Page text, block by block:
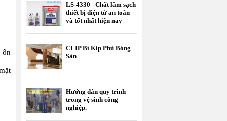
ổn
LS-4330 - Chất làm sạch
thiết bị điện tử an toàn
và tốt nhất hiện nay
CLIP Bí Kíp Phủ Bóng
Sàn
Hướng dẫn quy trình
trong vệ sinh công
nghiệp.